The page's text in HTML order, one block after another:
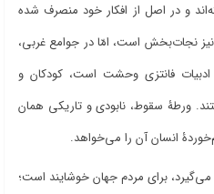
اند و در اصل از افکار خود منصرف شده
نجاتبخش است، امّا در جوامع غربی،
ادبیات فانتزی وحشت است، کودکان و
ورطۀ سقوط، نابودی و تاریکی همان
خوردۀ انسان آن را میخواهد.
میگیرد، برای مردم جهان خوشایند است؛